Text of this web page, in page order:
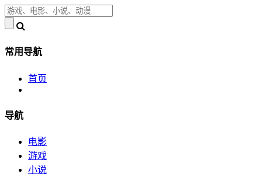
常用导航
首页
导航
电影
游戏
小说